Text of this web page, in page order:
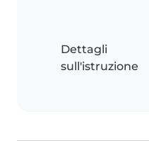
Dettagli
sull'istruzione